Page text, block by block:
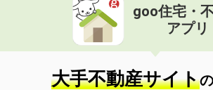
価 格
住 所
静岡県沼津市八幡町
物件種別 貸駐車場
使用面積
-
goo住宅・
アプリ
大手不動産サイトの